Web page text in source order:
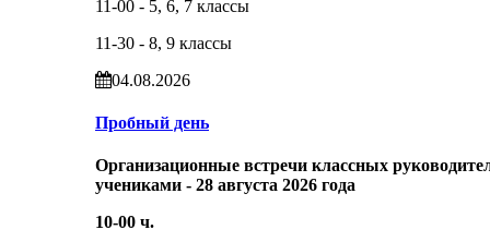
11-00 - 5, 6, 7 классы
11-30 - 8, 9 классы
04.08.2026
Пробный день
Организационные встречи классных
учениками - 28 августа 2026 года
10-00 ч.